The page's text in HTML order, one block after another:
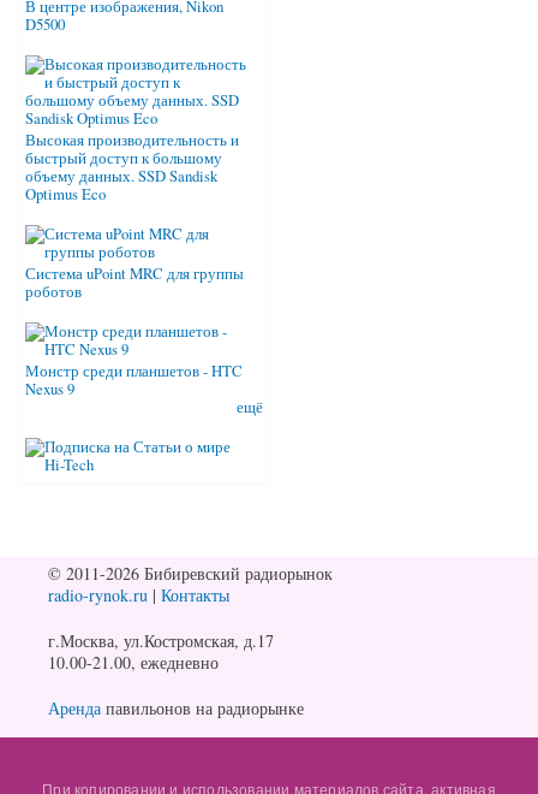
В центре изображения, Nikon
D5500
Высокая производительность и
быстрый доступ к большому
объему данных. SSD Sandisk
Optimus Eco
Система uPoint MRC для группы
роботов
Монстр среди планшетов - HTC
Nexus 9
ещё
© 2011-2026 Бибиревский радиорынок
radio-rynok.ru | Контакты
г.Москва, ул.Костромская, д.17
10.00-21.00, ежедневно
Аренда павильонов на радиорынке
При копировании и использовании материалов сайта, активная